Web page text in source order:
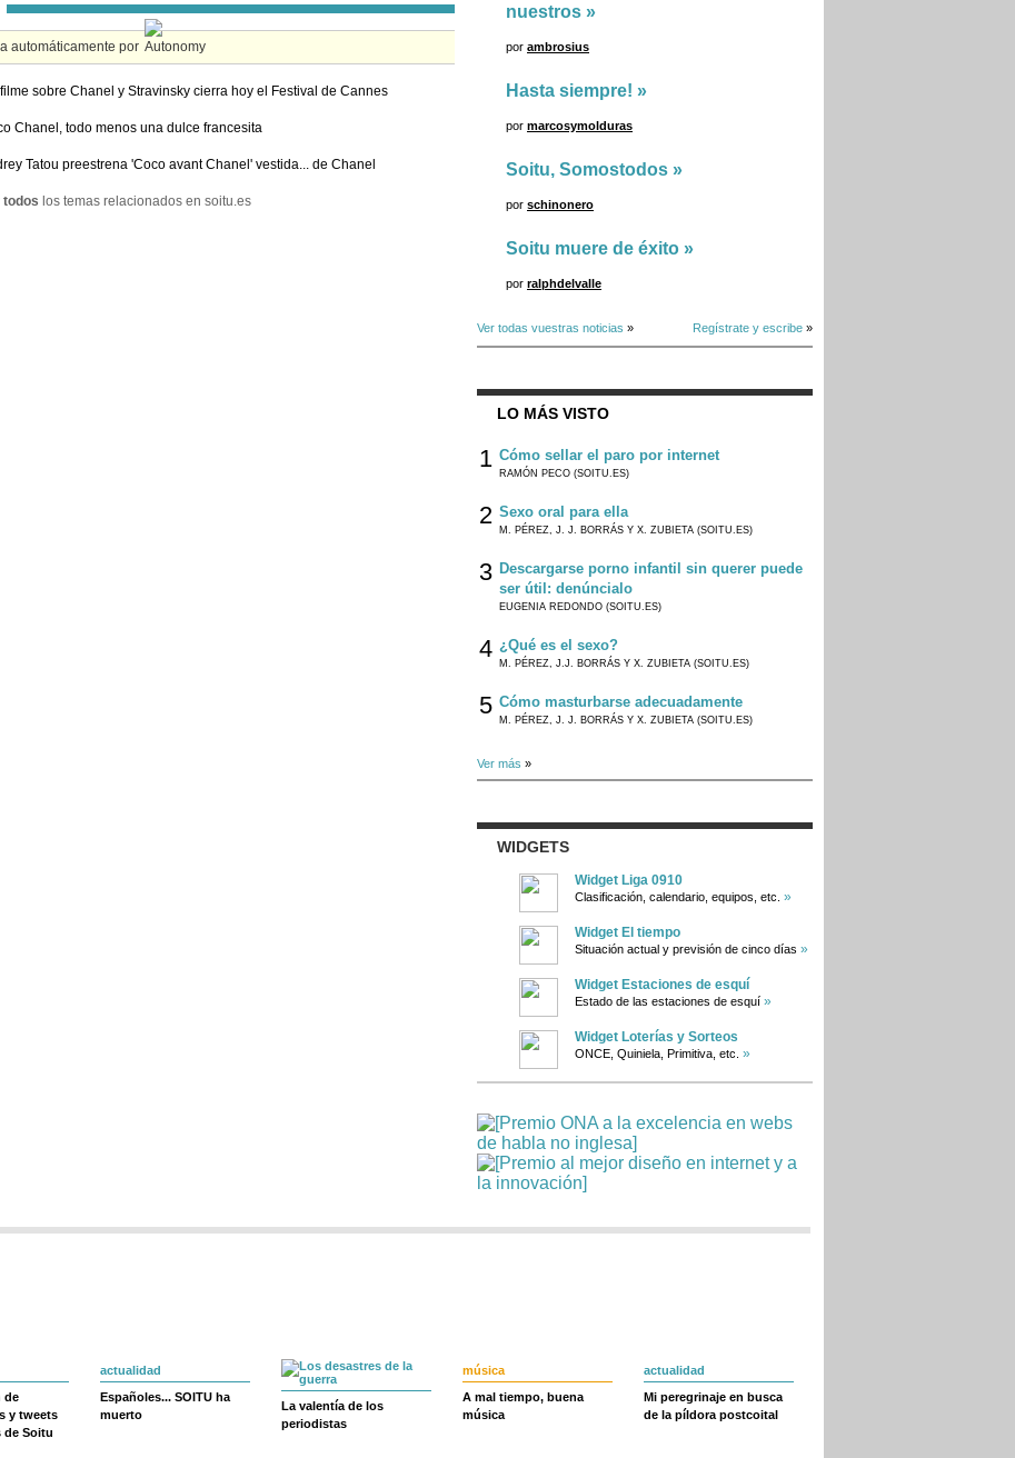
automáticamente por
sobre Chanel y Stravinsky cierra hoy el Festival de Cannes
Chanel, todo menos una dulce francesita
Tatou preestrena 'Coco avant Chanel' vestida... de Chanel
todos los temas relacionados en soitu.es
nuestros »
por ambrosius
Hasta siempre! »
por marcosymolduras
Soitu, Somostodos »
por schinonero
Soitu muere de éxito »
por ralphdelvalle
Ver todas vuestras noticias » Regístrate y escribe »
LO MÁS VISTO
1 Cómo sellar el paro por internet
RAMÓN PECO (SOITU.ES)
2 Sexo oral para ella
M. PÉREZ, J. J. BORRÁS Y X. ZUBIETA (SOITU.ES)
3 Descargarse porno infantil sin querer puede
ser útil: denúncialo
EUGENIA REDONDO (SOITU.ES)
4 ¿Qué es el sexo?
M. PÉREZ, J.J. BORRÁS Y X. ZUBIETA (SOITU.ES)
5 Cómo masturbarse adecuadamente
M. PÉREZ, J. J. BORRÁS Y X. ZUBIETA (SOITU.ES)
Ver más »
WIDGETS
Widget Liga 0910
Clasificación, calendario, equipos, etc. »
Widget El tiempo
Situación actual y previsión de cinco días »
Widget Estaciones de esquí
Estado de las estaciones de esquí »
Widget Loterías y Sorteos
ONCE, Quiniela, Primitiva, etc. »
de
y tweets
de Soitu
actualidad
Españoles... SOITU ha
muerto
La valentía de los
periodistas
música
A mal tiempo, buena
música
actualidad
Mi peregrinaje en busca
de la píldora postcoital